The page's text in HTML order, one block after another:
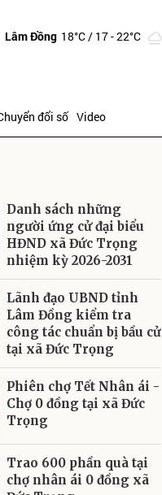
Lâm Đồng 18°C/ 17 - 22°C
đổi số Video
Danh sách những
người ứng cử đại biểu
HĐND xã Đức Trọng
nhiệm kỳ 2026-2031
Lãnh đạo UBND tỉnh
Lâm Đồng kiểm tra
công tác chuẩn bị bầu cử
tại xã Đức Trọng
Phiên chợ Tết Nhân ái -
Chợ 0 đồng tại xã Đức
Trọng
Trao 600 phần quà tại
chợ nhân ái 0 đồng xã